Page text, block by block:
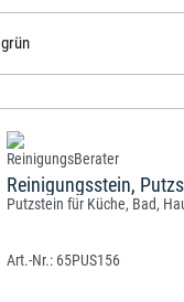
grün
Reinigungsstein,
Putzstein für Küche, Bad,
65PUS156